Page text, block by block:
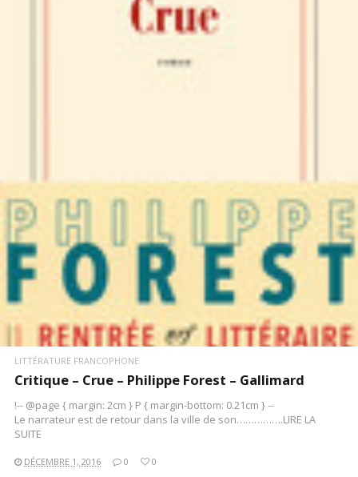
LITTÉRATURE FRANCOPHONE
Critique – Crue – Philippe Forest – Gallimard
!-- @page { margin: 2cm } P { margin-bottom: 0.21cm } --
Le narrateur est de retour dans la ville de son…………….LIRE LA
SUITE
DÉCEMBRE 1, 2016 0 0